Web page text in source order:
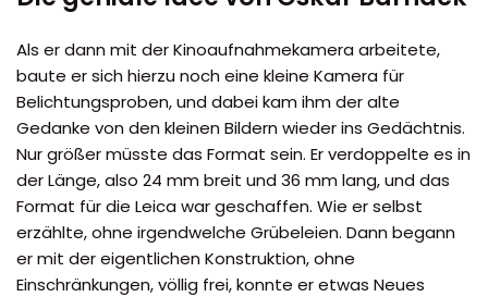
Als er dann mit der Kinoaufnahmekamera arbeitete,
baute er sich hierzu noch eine kleine Kamera für
Belichtungsproben, und dabei kam ihm der alte
Gedanke von den kleinen Bildern wieder ins Gedächtnis.
Nur größer müsste das Format sein. Er verdoppelte es in
der Länge, also 24 mm breit und 36 mm lang, und das
Format für die Leica war geschaffen. Wie er selbst
erzählte, ohne irgendwelche Grübeleien. Dann begann
er mit der eigentlichen Konstruktion, ohne
Einschränkungen, völlig frei, konnte er etwas Neues